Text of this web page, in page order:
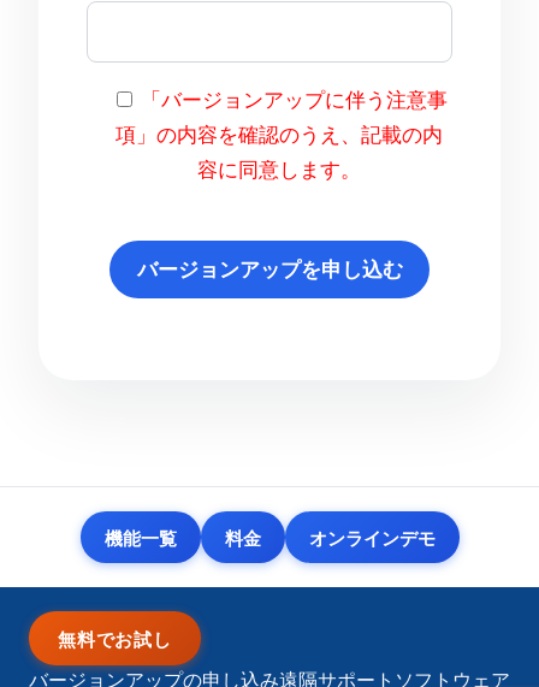
「バージョンアップに伴う注意事
項」の内容を確認のうえ、記載の内
容に同意します。
機能一覧 料金 オンラインデモ
無料でお試し
バージョンアップの申し込み遠隔サポートソフトウェア